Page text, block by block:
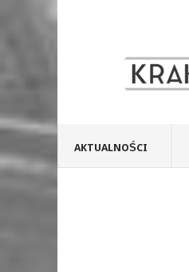
AKTUALNOŚCI